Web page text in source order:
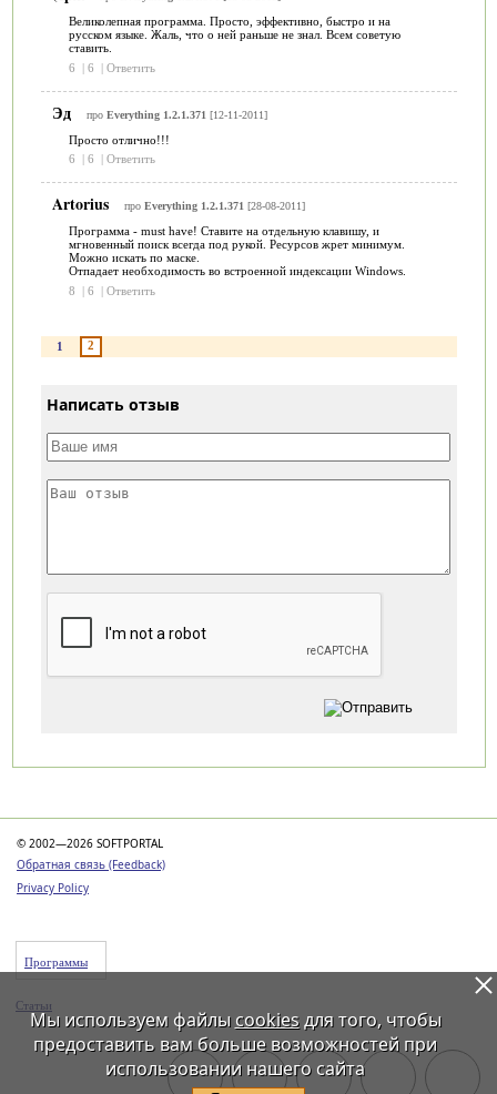
Великолепная программа. Просто, эффективно, быстро и на
русском языке. Жаль, что о ней раньше не знал. Всем советую
ставить.
6
| 6 | Ответить
Эд про Everything 1.2.1.371 [12-11-2011]
Просто отлично!!!
6
| 6 | Ответить
Artorius про Everything 1.2.1.371 [28-08-2011]
Программа - must have! Ставите на отдельную клавишу, и
мгновенный поиск всегда под рукой. Ресурсов жрет минимум.
Можно искать по маске.
Отпадает необходимость во встроенной индексации Windows.
8
| 6 | Ответить
1 2
Написать отзыв
© 2002—2026 SOFTPORTAL
Обратная связь (Feedback)
Privacy Policy
Программы
Статьи
Мы используем файлы cookiesдля того, чтобы
предоставить вам больше возможностей при
использовании нашего сайта